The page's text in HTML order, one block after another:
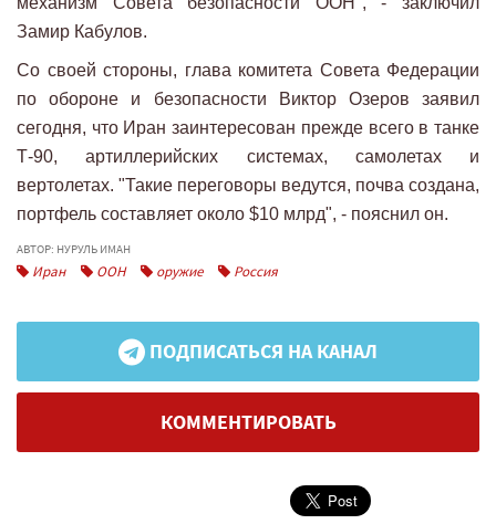
Замир Кабулов.
Со своей стороны, глава комитета Совета Федерации
по обороне и безопасности Виктор Озеров заявил
сегодня, что Иран заинтересован прежде всего в танке
Т-90, артиллерийских системах, самолетах и
вертолетах. "Такие переговоры ведутся, почва создана,
портфель составляет около $10 млрд", - пояснил он.
АВТОР: НУРУЛЬ ИМАН
Иран ООН оружие Россия
ПОДПИСАТЬСЯ НА КАНАЛ
КОММЕНТИРОВАТЬ